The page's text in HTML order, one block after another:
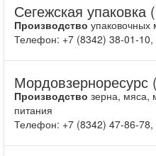
Сегежская
Производство упаковочных
Телефон: +7 (8342) 38-01-
Производство зерна, мяса,
питания
Телефон: +7 (8342) 47-86-